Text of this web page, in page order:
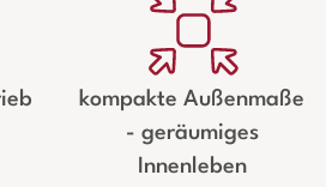
kompakte Außenmaße
- geräumiges
Innenleben